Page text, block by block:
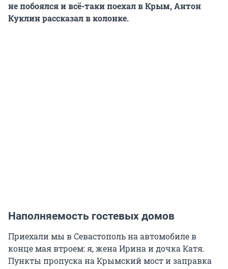
не побоялся и всё-таки поехал в Крым,Антон
Куклинрассказал в колонке.
Наполняемость гостевых домов
Приехали мы в Севастополь на автомобиле в
конце мая втроем: я, жена Ирина и дочка Катя.
Пункты пропуска на Крымский мост и заправка